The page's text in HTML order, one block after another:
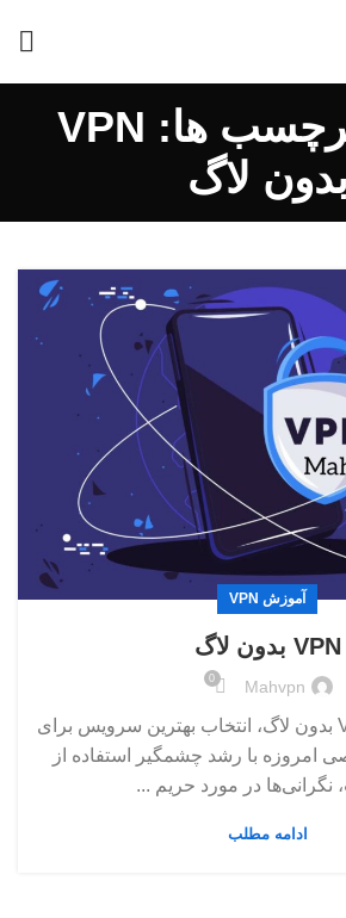
آرشیو برچسب ها: VPN
بدون لاگ
آموزش VPN
VPN بدون لاگ
Mahvpn
0
VPN بدون لاگ VPN بدون لاگ، انتخاب بهترین سرویس برای
با رشد چشمگیر استفاده از
نگرانی‌ها در مورد حریم ...
ادامه مطلب